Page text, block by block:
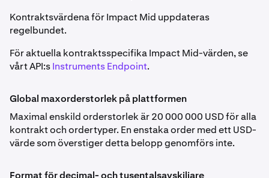
Information om Forex Perpetual (FX perps) finns i
Perpetual Futures
Observera:
Avlistade och slutavräknade kontrakt finns arkiverade
PF_1INCHUSD
Handlare kan betala eller få finansiering beroende på
marknadsläget. Prisdifferensen beräknas varje timme,
vinst eller förlust och regleras i slutet av varje timme eller
när nettopositionen förändras.
Varje timme, i slutet av timmen
0,001
8 000
FF_SOLUSD
Månadsvis, kvartalsvis
Kontraktsvärdena för Impact Mid uppdateras
regelbundet.
För aktuella kontraktsspecifika Impact Mid-värden, se
vårt API:sInstruments Endpoint.
Global maxorderstorlek på plattformen
Maximal enskild orderstorlek är 20 000 000 USD för alla
kontrakt och ordertyper. En enstaka order med ett USD-
värde som överstiger detta belopp genomförs inte.
Format för decimal- och tusentalsavskiljare